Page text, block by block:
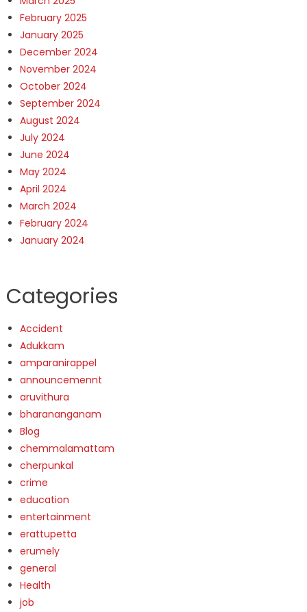
February 2025
January 2025
December 2024
November 2024
October 2024
September 2024
August 2024
July 2024
June 2024
May 2024
April 2024
March 2024
February 2024
January 2024
Categories
Accident
Adukkam
amparanirappel
announcemennt
aruvithura
bharananganam
Blog
chemmalamattam
cherpunkal
crime
education
entertainment
erattupetta
erumely
general
Health
job